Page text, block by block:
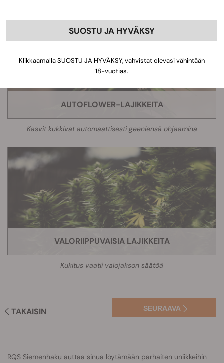
AUTOFLOWER-LAJIKKEITA
Kasvit kukkivat automaattisesti geeniensä ohjaamina
VALORIIPPUVAISIA LAJIKKEITA
Kukitus vaatii valojakson säätöä
SEURAAVA
TAKAISIN
RQS Siemenhaku auttaa sinua löytämään parhaiten uniikkeihin
SUOSTU JA HYVÄKSY
Klikkaamalla SUOSTU JA HYVÄKSY, vahvistat olevasi vähintään
18-vuotias.